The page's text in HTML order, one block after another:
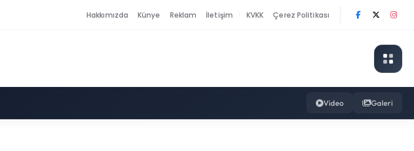
Hakkımızda Künye Reklam İletişim KVKK Çerez Politikası
Video Galeri